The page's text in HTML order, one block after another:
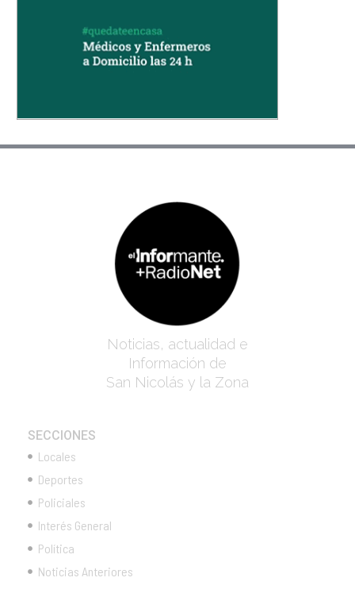
Noticias, actualidad e
Información de
San Nicolás y la Zona
SECCIONES
Locales
Deportes
Policiales
Interés General
Política
Noticias Anteriores